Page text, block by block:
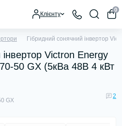
Клієнту
0
Гібридний сонячний інвертор
Victron Energy
50 GX (5кВа 48В 4 кВт
GX
2